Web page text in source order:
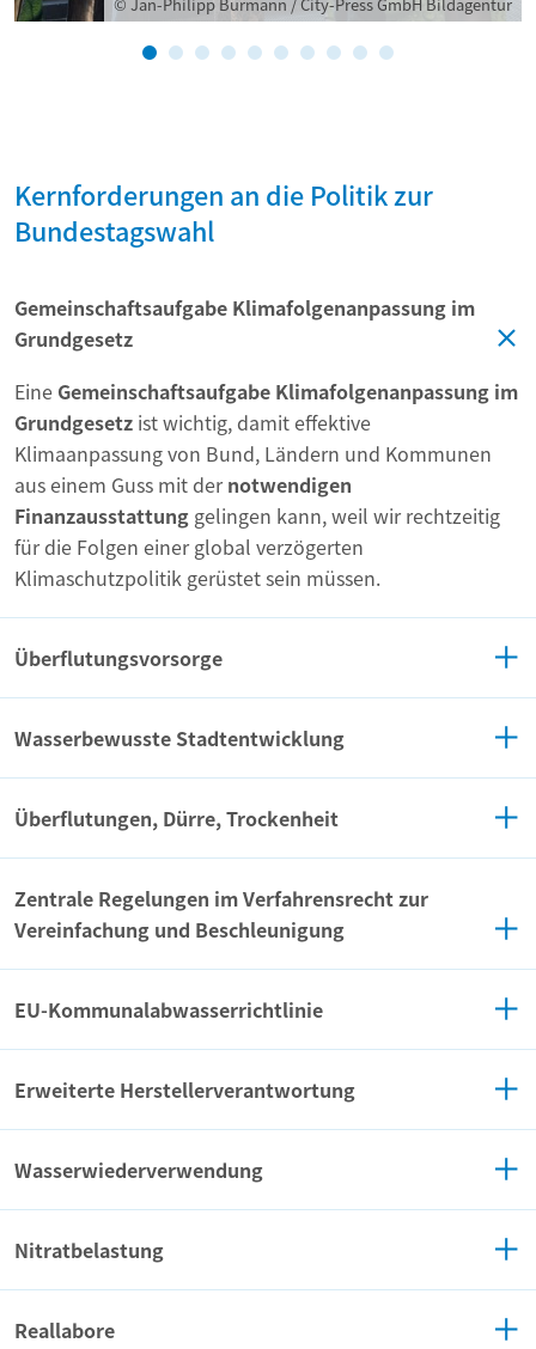
Kernforderungen an die Politik zur
Bundestagswahl
Gemeinschaftsaufgabe Klimafolgenanpassung im
Grundgesetz
Eine Gemeinschaftsaufgabe Klimafolgenanpassung im
Grundgesetz ist wichtig, damit effektive
Klimaanpassung von Bund, Ländern und Kommunen
aus einem Guss mit dernotwendigen
Finanzausstattung gelingen kann, weil wir rechtzeitig
für die Folgen einer global verzögerten
Klimaschutzpolitik gerüstet sein müssen.
Überflutungsvorsorge
Wasserbewusste Stadtentwicklung
Überflutungen, Dürre, Trockenheit
Zentrale Regelungen im Verfahrensrecht zur
Vereinfachung und Beschleunigung
EU-Kommunalabwasserrichtlinie
Erweiterte Herstellerverantwortung
Wasserwiederverwendung
Nitratbelastung
Reallabore